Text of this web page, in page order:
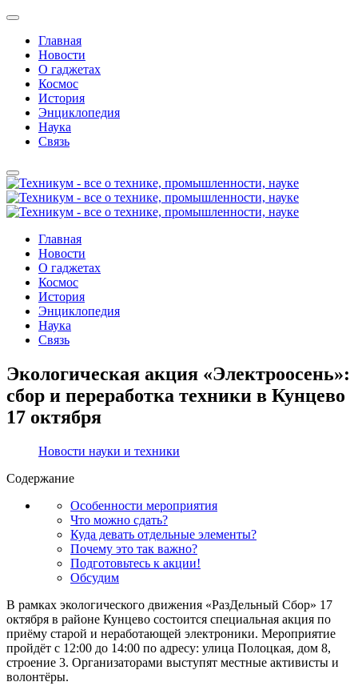
Главная
Новости
О гаджетах
Космос
История
Энциклопедия
Наука
Связь
Главная
Новости
О гаджетах
Космос
История
Энциклопедия
Наука
Связь
Экологическая акция «Электроосень»:
сбор и переработка техники в Кунцево
17 октября
Новости науки и техники
Содержание
Особенности мероприятия
Что можно сдать?
Куда девать отдельные элементы?
Почему это так важно?
Подготовьтесь к акции!
Обсудим
В рамках экологического движения «РазДельный Сбор» 17
октября в районе Кунцево состоится специальная акция по
приёму старой и неработающей электроники. Мероприятие
пройдёт с 12:00 до 14:00 по адресу: улица Полоцкая, дом 8,
строение 3. Организаторами выступят местные активисты и
волонтёры.